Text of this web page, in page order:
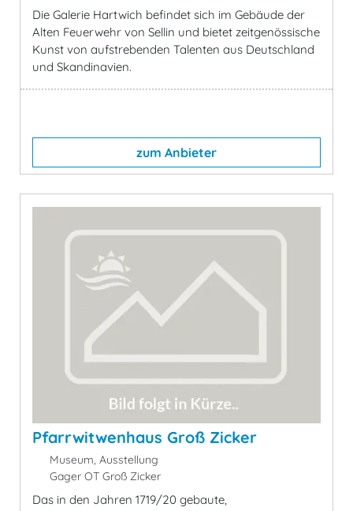
Die Galerie Hartwich befindet sich im Gebäude der
Alten Feuerwehr von Sellin und bietet zeitgenössische
Kunst von aufstrebenden Talenten aus Deutschland
und Skandinavien.
zum Anbieter
Pfarrwitwenhaus Groß Zicker
Museum, Ausstellung
Gager OT Groß Zicker
Das in den Jahren 1719/20 gebaute,